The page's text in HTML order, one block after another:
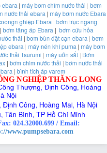
ebara | máy bơm chìm nước thải | bơm
nước thải ebara | máy bơm nước Ebara
ghiệp Ebara | bơm trục ngang
| bơm tăng áp Ebara | bơm cứu hỏa
thải | bơm bùn đặt cạn ebara | bơm
ebara | máy nén khí puma | máy bơm
thải Tsurumi | máy uốn sắt| Bơm
| bơm chìm nước thải | bơm nước thải
| bình tích áp varem
NGHIỆP THĂNG LONG
Thượng, Định Công, Hoàng
Nội
Công, Hoàng Mai, Hà Nội
Tân Bình, TP Hồ Chí Minh
024.32000.699 / Email:
www.pumpsebara.com